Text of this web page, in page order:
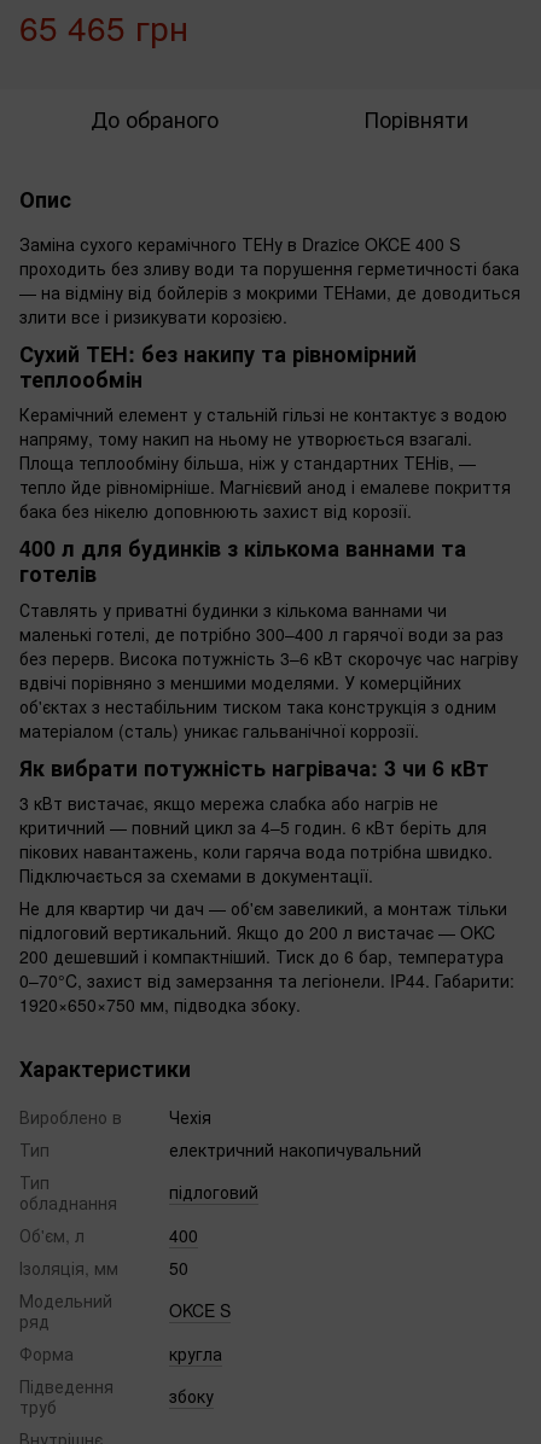
65 465 грн
До обраного Порівняти
Опис
Заміна сухого керамічного ТЕНу в Drazice OKCE 400 S
проходить без зливу води та порушення герметичності бака
— на відміну від бойлерів з мокрими ТЕНами, де доводиться
злити все і ризикувати корозією.
Сухий ТЕН: без накипу та рівномірний
теплообмін
Керамічний елемент у стальній гільзі не контактує з водою
напряму, тому накип на ньому не утворюється взагалі.
Площа теплообміну більша, ніж у стандартних ТЕНів, —
тепло йде рівномірніше. Магнієвий анод і емалеве покриття
бака без нікелю доповнюють захист від корозії.
400 л для будинків з кількома ваннами та
готелів
Ставлять у приватні будинки з кількома ваннами чи
маленькі готелі, де потрібно 300–400 л гарячої води за раз
без перерв. Висока потужність 3–6 кВт скорочує час нагріву
вдвічі порівняно з меншими моделями. У комерційних
об'єктах з нестабільним тиском така конструкція з одним
матеріалом (сталь) уникає гальванічної коррозії.
Як вибрати потужність нагрівача: 3 чи 6 кВт
3 кВт вистачає, якщо мережа слабка або нагрів не
критичний — повний цикл за 4–5 годин. 6 кВт беріть для
пікових навантажень, коли гаряча вода потрібна швидко.
Підключається за схемами в документації.
Не для квартир чи дач — об'єм завеликий, а монтаж тільки
підлоговий вертикальний. Якщо до 200 л вистачає — OKC
200 дешевший і компактніший. Тиск до 6 бар, температура
0–70°C, захист від замерзання та легіонели. IP44. Габарити:
1920×650×750 мм, підводка збоку.
Характеристики
Вироблено в
Чехія
Тип
електричний накопичувальний
Тип
обладнання
підлоговий
Об'єм, л
400
Ізоляція, мм
50
Модельний
ряд
OKCE S
Форма
кругла
Підведення
труб
збоку